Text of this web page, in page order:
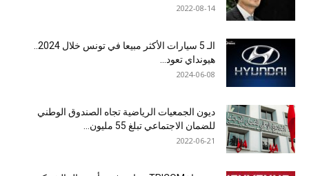
2022-08-14
هيونداي تعود...
2024-06-08
ديون الجمعيات الرياضية تجاه الصندوق الوطني
للضمان الاجتماعي تبلغ 55 مليون...
2022-06-21